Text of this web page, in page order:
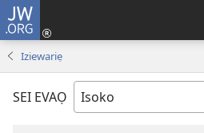
JW.ORG
Iziewariẹ
SEI EVAỌ